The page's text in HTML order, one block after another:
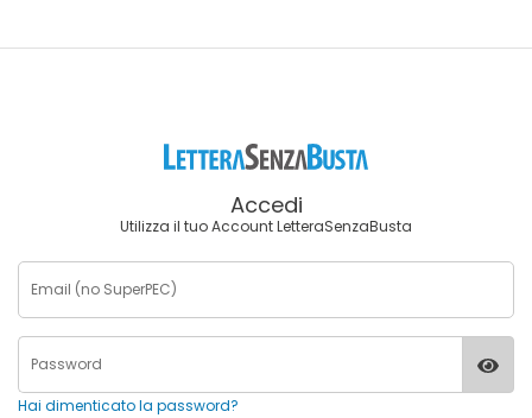
Accedi
Utilizza il tuo Account LetteraSenzaBusta
Hai dimenticato la password?